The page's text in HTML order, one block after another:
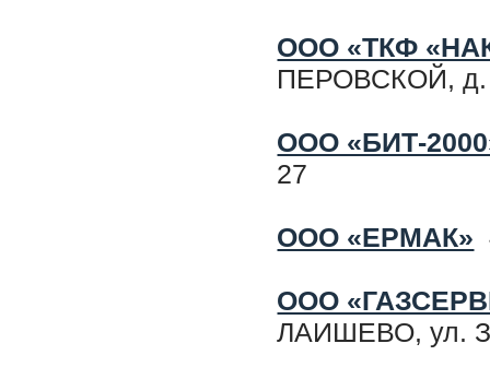
ООО «ТКФ
ПЕРОВСКОЙ, д.
ООО «БИТ-
27
ООО «ЕРМАК»
ООО
ЛАИШЕВО, ул.